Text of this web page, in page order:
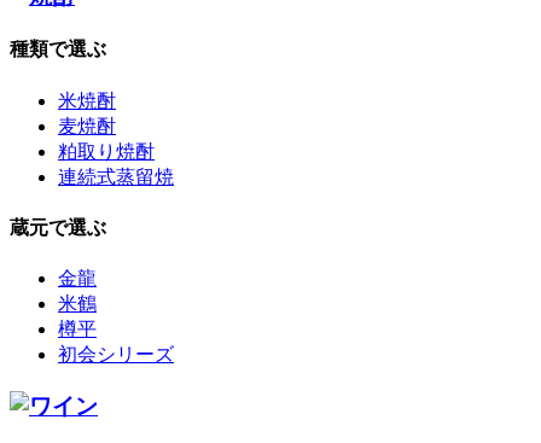
種類で選ぶ
米焼酎
麦焼酎
粕取り焼酎
連続式蒸留焼
蔵元で選ぶ
金龍
米鶴
樽平
初会シリーズ